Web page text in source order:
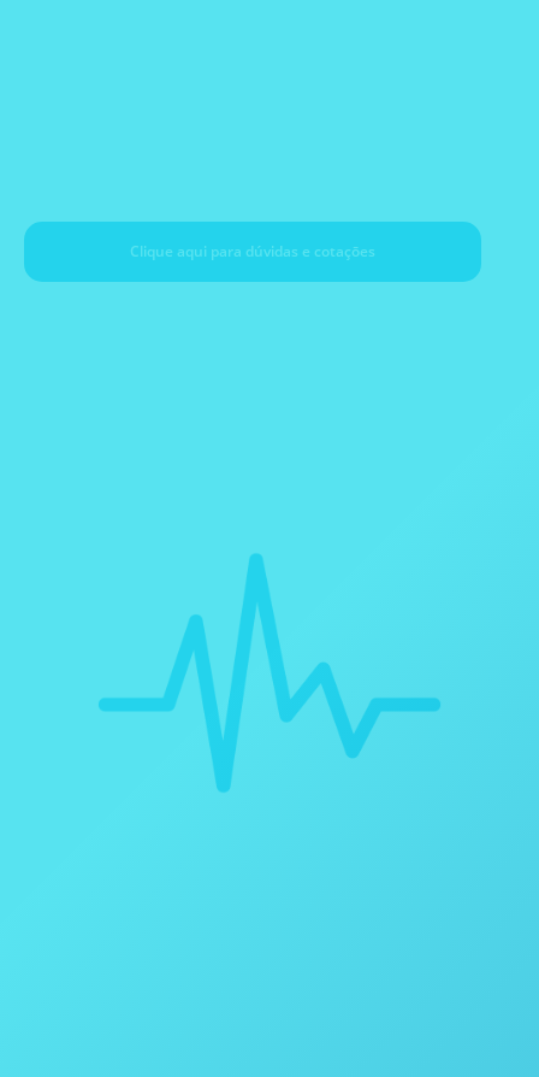
Clique aqui para dúvidas e cotaçōes